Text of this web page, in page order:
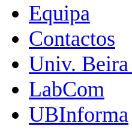
Equipa
Contactos
Univ.
LabCom
UBInforma